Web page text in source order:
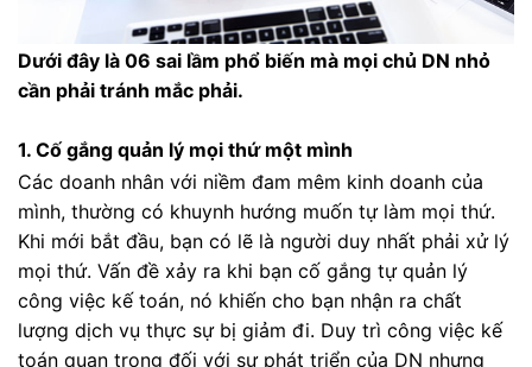
Dưới đây là 06 sai lầm phổ biến mà mọi chủ DN nhỏ
cần phải tránh mắc phải.
1. Cố gắng quản lý mọi thứ một mình
Các doanh nhân với niềm đam mêm kinh doanh của
mình, thường có khuynh hướng muốn tự làm mọi thứ.
Khi mới bắt đầu, bạn có lẽ là người duy nhất phải xử lý
mọi thứ. Vấn đề xảy ra khi bạn cố gắng tự quản lý
công việc kế toán, nó khiến cho bạn nhận ra chất
lượng dịch vụ thực sự bị giảm đi. Duy trì công việc kế
toán quan trọng đối với sự phát triển của DN nhưng